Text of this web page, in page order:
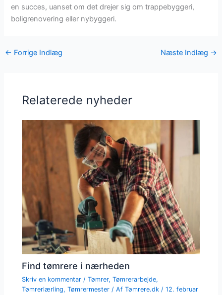
en succes, uanset om det drejer sig om trappebyggeri,
boligrenovering eller nybyggeri.
← Forrige Indlæg Næste Indlæg →
Relaterede nyheder
Find tømrere i nærheden
Skriv en kommentar /Tømrer,Tømrerarbejde,
Tømrerlærling,Tømrermester / AfTømrere.dk/12. februar